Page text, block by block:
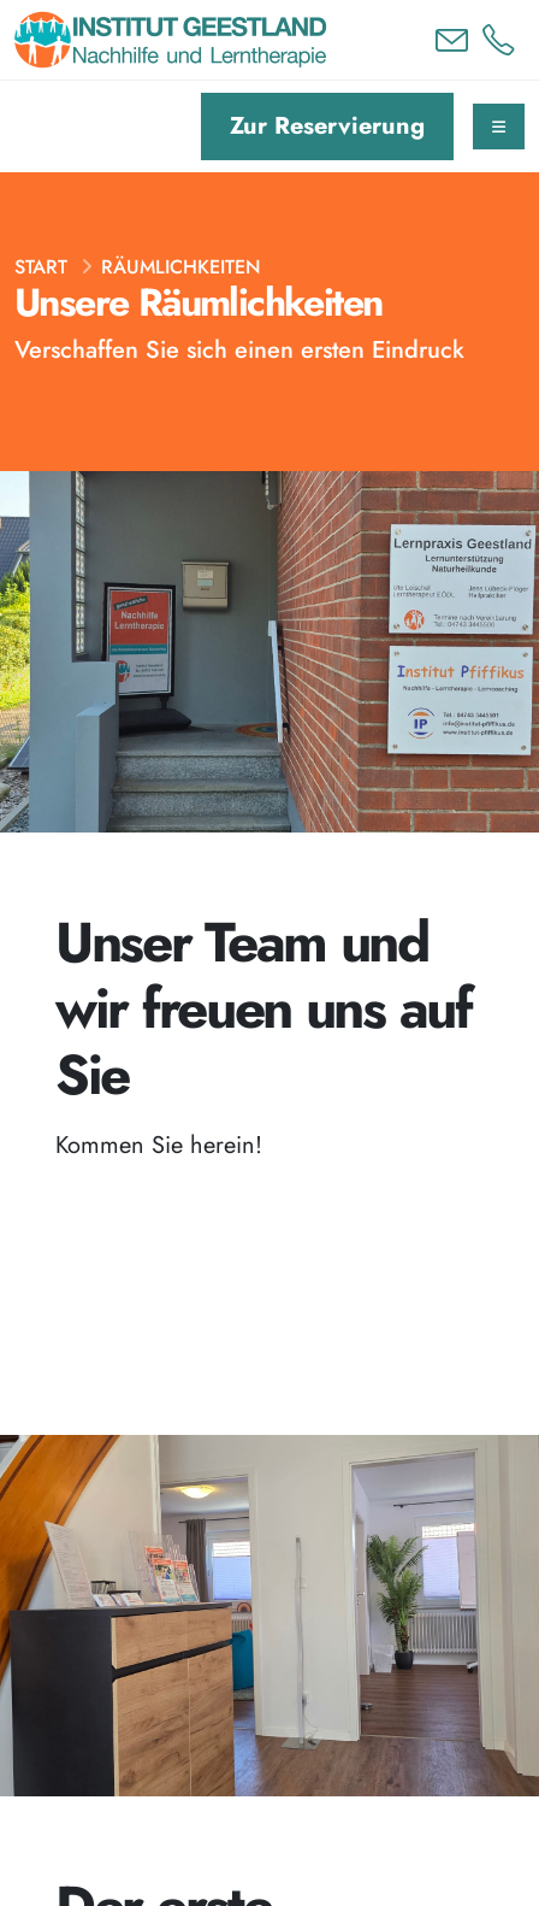
Zur Reservierung
Unsere Räumlichkeiten
Verschaffen Sie sich einen ersten Eindruck
START RÄUMLICHKEITEN
Unser Team und
wir freuen uns auf
Sie
Kommen Sie herein!